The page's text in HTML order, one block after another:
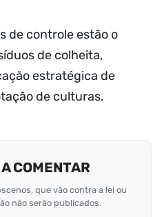
de controle estão o
de colheita,
estratégica de
de culturas.
COMENTAR
que vão contra a lei ou
não serão publicados.